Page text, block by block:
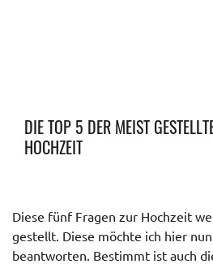
DIE TOP 5 DER MEIST
HOCHZEIT
Diese fünf Fragen zur Hochzeit
gestellt. Diese möchte ich hier
beantworten. Bestimmt ist auch